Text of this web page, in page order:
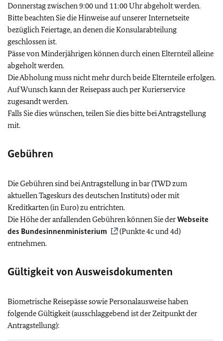
Donnerstag zwischen 9:00 und 11:00 Uhr abgeholt werden.
Bitte beachten Sie die Hinweise auf unserer Internetseite
bezüglich Feiertage, an denen die Konsularabteilung
geschlossen ist.
Pässe von Minderjährigen können durch einen Elternteil alleine
abgeholt werden.
Die Abholung muss nicht mehr durch beide Elternteile erfolgen.
Auf Wunsch kann der Reisepass auch per Kurierservice
zugesandt werden.
Falls Sie dies wünschen, teilen Sie dies bitte bei Antragstellung
mit.
Gebühren
Die Gebühren sind bei Antragstellung in bar (TWD zum
aktuellen Tageskurs des deutschen Instituts) oder mit
Kreditkarten (in Euro) zu entrichten.
Die Höhe der anfallenden Gebühren können Sie derWebseite
des Bundesinnenministerium
(Punkte 4c und 4d)
entnehmen.
Gültigkeit von Ausweisdokumenten
Biometrische Reisepässe sowie Personalausweise haben
folgende Gültigkeit (ausschlaggebend ist der Zeitpunkt der
Antragstellung):